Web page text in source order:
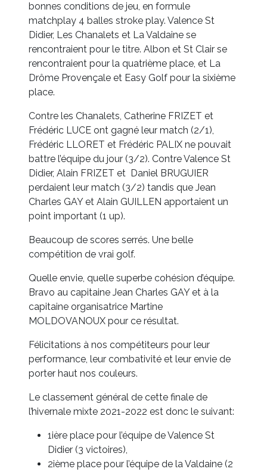
bonnes conditions de jeu, en formule
matchplay 4 balles stroke play. Valence St
Didier, Les Chanalets et La Valdaine se
rencontraient pour le titre. Albon et St Clair se
rencontraient pour la quatrième place, et La
Drôme Provençale et Easy Golf pour la sixième
place.
Contre les Chanalets, Catherine FRIZET et
Frédéric LUCE ont gagné leur match (2/1),
Frédéric LLORET et Frédéric PALIX ne pouvait
battre l’équipe du jour (3/2). Contre Valence St
Didier, Alain FRIZET et Daniel BRUGUIER
perdaient leur match (3/2) tandis que Jean
Charles GAY et Alain GUILLEN apportaient un
point important (1 up).
Beaucoup de scores serrés. Une belle
compétition de vrai golf.
Quelle envie, quelle superbe cohésion d’équipe.
Bravo au capitaine Jean Charles GAY et à la
capitaine organisatrice Martine
MOLDOVANOUX pour ce résultat.
Félicitations à nos compétiteurs pour leur
performance, leur combativité et leur envie de
porter haut nos couleurs.
Le classement général de cette finale de
l’hivernale mixte 2021-2022 est donc le suivant:
1ière place pour l’équipe de Valence St
Didier (3 victoires),
2ième place pour l’équipe de la Valdaine (2